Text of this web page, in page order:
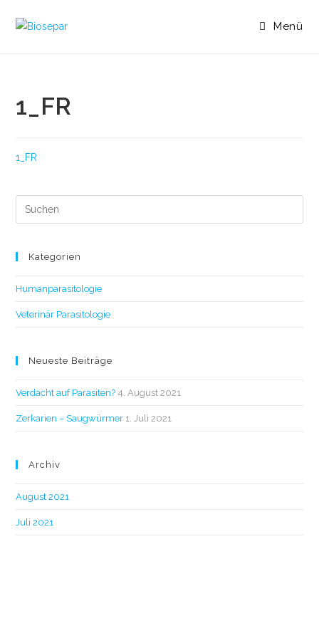
Menü
1_FR
1_FR
Kategorien
Humanparasitologie
Veterinär Parasitologie
Neueste Beiträge
Verdacht auf Parasiten? 4. August 2021
Zerkarien – Saugwürmer 1. Juli 2021
Archiv
August 2021
Juli 2021